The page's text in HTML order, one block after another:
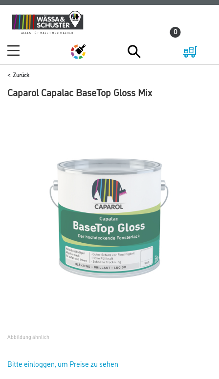
Zum
Inhalt
Zum
Navigationsmenü
0
Zurück
Caparol Capalac BaseTop Gloss Mix
Abbildung ähnlich
Bitte einloggen, um Preise zu sehen